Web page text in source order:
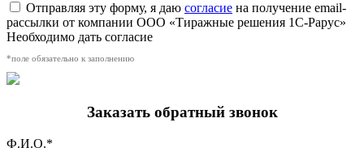
Отправляя эту форму, я даю согласие на получение email-
рассылки от компании ООО «Тиражные решения 1С-Рарус»
Необходимо дать согласие
*поле обязательно к заполнению
Заказать обратный звонок
Ф.И.О.*